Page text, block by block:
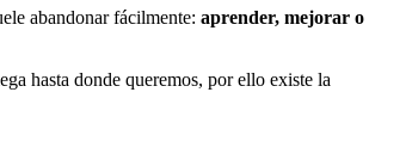
abandonar fácilmente: aprender, mejorar o
hasta donde queremos, por ello existe la